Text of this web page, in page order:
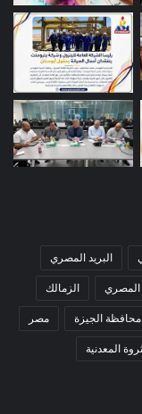
البريد المصري
المصري الزمالك
محافظة الجيزة مصر
المعدنية